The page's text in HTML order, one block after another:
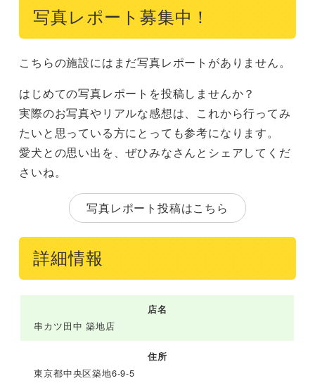
写真レポート募集中！
こちらの施設にはまだ写真レポートがありません。
はじめての写真レポートを投稿しませんか？
実際のお写真やリアルな感想は、これから行ってみ
たいと思っている方にとっても参考になります。
愛犬との思い出を、ぜひみなさんとシェアしてくだ
さいね。
写真レポート投稿はこちら
詳細情報
店名
串カツ田中 築地店
住所
東京都中央区築地6-9-5